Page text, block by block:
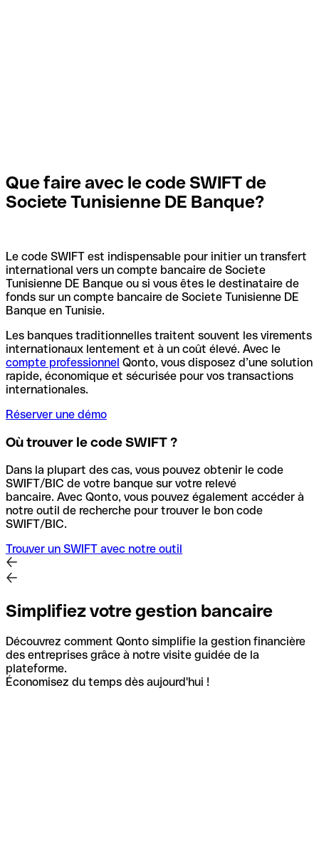
Que faire avec le code SWIFT de
Societe Tunisienne DE Banque?
Le code SWIFT est indispensable pour initier un transfert
international vers un compte bancaire de Societe
Tunisienne DE Banque ou si vous êtes le destinataire de
fonds sur un compte bancaire de Societe Tunisienne DE
Banque en Tunisie.
Les banques traditionnelles traitent souvent les virements
internationaux lentement et à un coût élevé. Avec le
compte professionnel Qonto, vous disposez d’une solution
rapide, économique et sécurisée pour vos transactions
internationales.
Réserver une démo
Où trouver le code SWIFT ?
Dans la plupart des cas, vous pouvez obtenir le code
SWIFT/BIC de votre banque sur votre relevé
bancaire. Avec Qonto, vous pouvez également accéder à
notre outil de recherche pour trouver le bon code
SWIFT/BIC.
Trouver un SWIFT avec notre outil
Simplifiez votre gestion bancaire
Découvrez comment Qonto simplifie la gestion financière
des entreprises grâce à notre visite guidée de la
plateforme.
Économisez du temps dès aujourd'hui !